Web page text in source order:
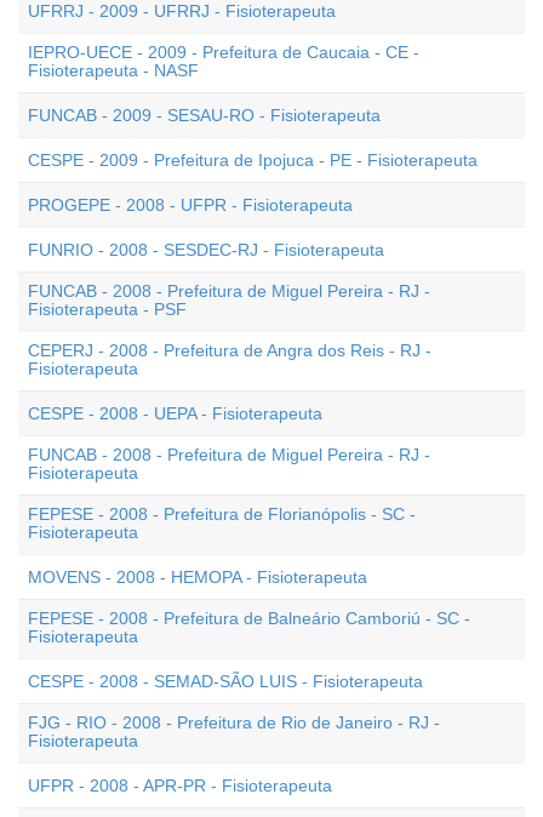
UFRRJ - 2009 - UFRRJ - Fisioterapeuta
IEPRO-UECE - 2009 - Prefeitura de Caucaia - CE -
Fisioterapeuta - NASF
FUNCAB - 2009 - SESAU-RO - Fisioterapeuta
CESPE - 2009 - Prefeitura de Ipojuca - PE - Fisioterapeuta
PROGEPE - 2008 - UFPR - Fisioterapeuta
FUNRIO - 2008 - SESDEC-RJ - Fisioterapeuta
FUNCAB - 2008 - Prefeitura de Miguel Pereira - RJ -
Fisioterapeuta - PSF
CEPERJ - 2008 - Prefeitura de Angra dos Reis - RJ -
Fisioterapeuta
CESPE - 2008 - UEPA - Fisioterapeuta
FUNCAB - 2008 - Prefeitura de Miguel Pereira - RJ -
Fisioterapeuta
FEPESE - 2008 - Prefeitura de Florianópolis - SC -
Fisioterapeuta
MOVENS - 2008 - HEMOPA - Fisioterapeuta
FEPESE - 2008 - Prefeitura de Balneário Camboriú - SC -
Fisioterapeuta
CESPE - 2008 - SEMAD-SÃO LUIS - Fisioterapeuta
FJG - RIO - 2008 - Prefeitura de Rio de Janeiro - RJ -
Fisioterapeuta
UFPR - 2008 - APR-PR - Fisioterapeuta